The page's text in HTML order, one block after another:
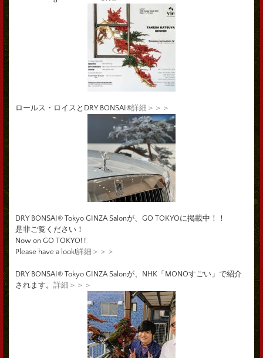
ロールス・ロイスとDRY BONSAI®詳細＞＞＞
DRY BONSAI® Tokyo GINZA Salonが、GO TOKYOに掲載中！！
是非ご覧ください！
Now on GO TOKYO! !
Please have a look!詳細＞＞＞
DRY BONSAI® Tokyo GINZA Salonが、NHK「MONOすごい」で紹介
されます。 詳細＞＞＞